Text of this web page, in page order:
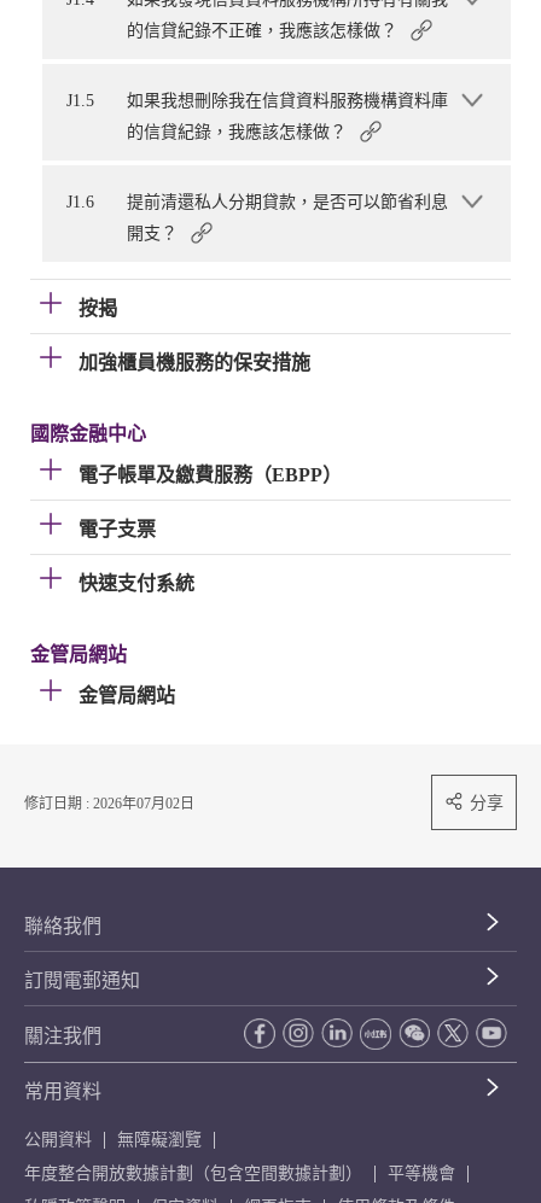
的信貸紀錄不正確，我應該怎樣做？
J1.5
如果我想刪除我在信貸資料服務機構資料庫
的信貸紀錄，我應該怎樣做？
J1.6
提前清還私人分期貸款，是否可以節省利息
開支？
按揭
加強櫃員機服務的保安措施
國際金融中心
電子帳單及繳費服務（EBPP）
電子支票
快速支付系統
金管局網站
金管局網站
修訂日期 : 2026年07月02日 分享
聯絡我們
訂閱電郵通知
關注我們
常用資料
公開資料
無障礙瀏覽
年度整合開放數據計劃（包含空間數據計劃）
平等機會